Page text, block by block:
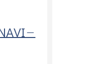
－